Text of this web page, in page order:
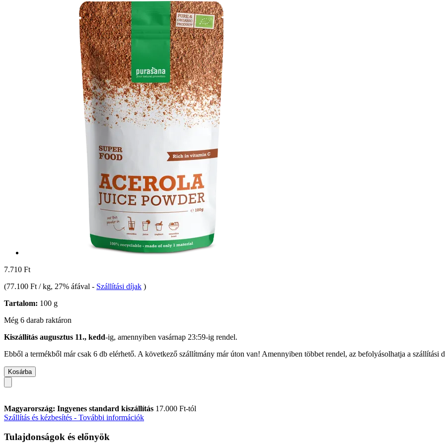
7.710 Ft
(77.100 Ft / kg, 27% áfával - Szállítási díjak )
Tartalom: 100 g
Még 6 darab raktáron
Kiszállítás augusztus 11., kedd-ig, amennyiben vasárnap 23:59-ig rendel.
Ebből a termékből már csak 6 db elérhető. A következő szállítmány már úton van! Amennyiben többet rendel, az befolyásolhatja a szállítási
Kosárba
Magyarország: Ingyenes standard kiszállítás 17.000 Ft-tól
Szállítás és kézbesítés - További információk
Tulajdonságok és előnyök